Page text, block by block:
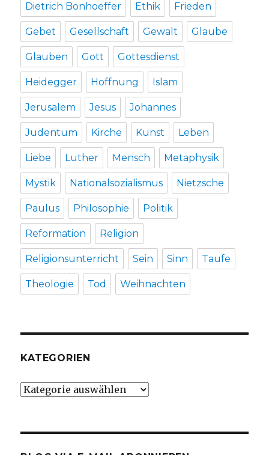
Dietrich Bonhoeffer Ethik Frieden
Gebet Gesellschaft Gewalt Glaube
Glauben Gott Gottesdienst
Heidegger Hoffnung Islam
Jerusalem Jesus Johannes
Judentum Kirche Kunst Leben
Liebe Luther Mensch Metaphysik
Mystik Nationalsozialismus Nietzsche
Paulus Philosophie Politik
Reformation Religion
Religionsunterricht Sein Sinn Taufe
Theologie Tod Weihnachten
KATEGORIEN
Kategorien